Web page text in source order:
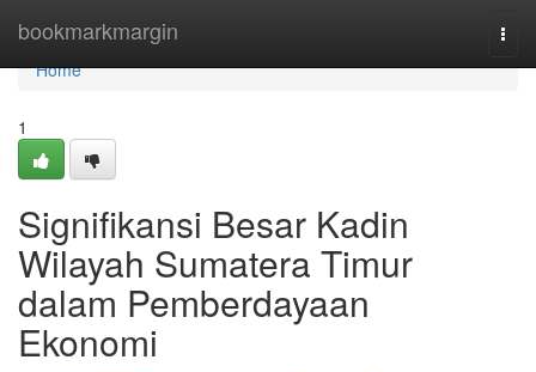
bookmarkmargin
Home
Home
1
Signifikansi Besar Kadin
Wilayah Sumatera Timur
dalam Pemberdayaan
Ekonomi